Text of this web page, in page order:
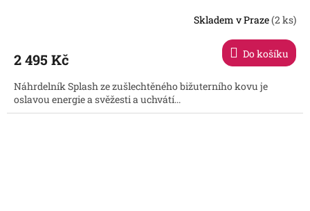
R
Skladem v Praze(2 ks)
2 495 Kč Do košíku
Náhrdelník Splash ze zušlechtěného bižuterního kovu je
oslavou energie a svěžesti a uchvátí...